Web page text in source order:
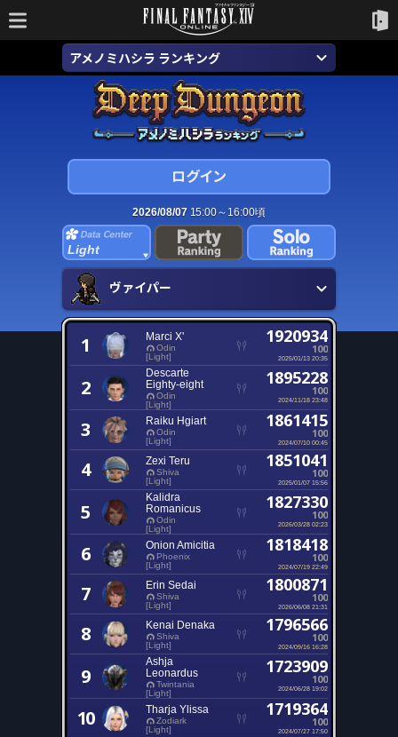
アメノミハシラ ランキング
2026/08/0715:00～16:00頃
Light
ヴァイパー
1 Marci X'
Odin
[Light]
1920934
100
2025/01/13 20:35
2
Descarte
Eighty-eight
Odin
[Light]
1895228
100
2024/11/18 23:48
3 Raiku Hgiart
Odin
[Light]
1861415
100
2024/07/10 00:45
4 Zexi Teru
Shiva
[Light]
1851041
100
2025/01/07 15:56
5
Kalidra
Romanicus
Odin
[Light]
1827330
100
2026/03/28 02:23
6 Onion Amicitia
Phoenix
[Light]
1818418
100
2024/07/19 22:49
7 Erin Sedai
Shiva
[Light]
1800871
100
2026/06/08 21:31
8 Kenai Denaka
Shiva
[Light]
1796566
100
2024/09/16 16:28
9
Ashja
Leonardus
Twintania
[Light]
1723909
100
2024/06/28 19:02
10 Tharja Ylissa
Zodiark
[Light]
1719364
100
2024/07/27 17:50